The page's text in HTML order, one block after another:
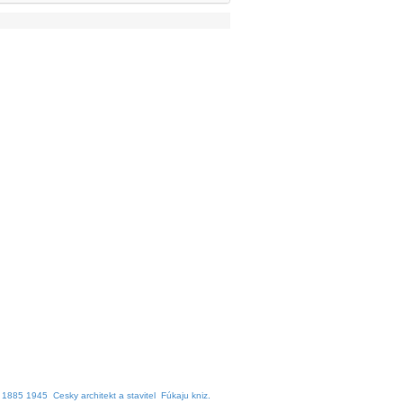
1885 1945 Cesky architekt a stavitel Fúkaju kniz.